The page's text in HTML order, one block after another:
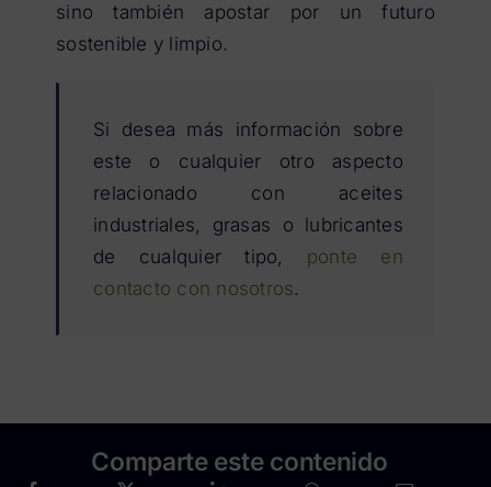
sino también apostar por un futuro
sostenible y limpio.
Si desea más información sobre
este o cualquier otro aspecto
relacionado con aceites
industriales, grasas o lubricantes
de cualquier tipo, ponte en
contacto con nosotros.
Comparte este contenido